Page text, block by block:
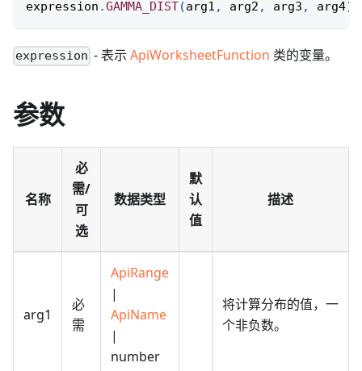
expression .GAMMA_DIST(arg1 , arg2 , arg3 , arg4)
expression - 表示ApiWorksheetFunction 类的变量。
参数
名称
必
需/
可
选
数据类型
默
认
值
描述
arg1
必
需
ApiRange
|
ApiName
|
number
将计算分布的值，一
个非负数。